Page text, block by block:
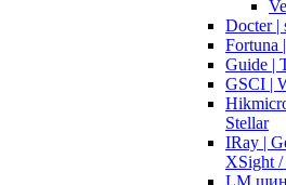
Docter |
Fortuna
Guide |
GSCI |
Stellar
IRay |
XSight
LM